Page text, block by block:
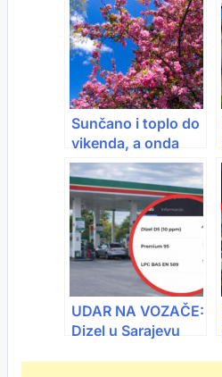
Saudijaca i SAD-a
Sunčano i toplo do
vikenda, a onda
stiže promjena:
Kiša i pad
temperatura
početkom sedmice
UDAR NA VOZAČE:
Dizel u Sarajevu